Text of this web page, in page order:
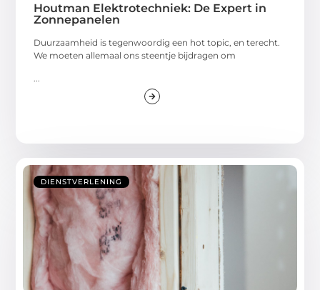
Houtman Elektrotechniek: De Expert in
Zonnepanelen
Duurzaamheid is tegenwoordig een hot topic, en terecht.
We moeten allemaal ons steentje bijdragen om
DIENSTVERLENING